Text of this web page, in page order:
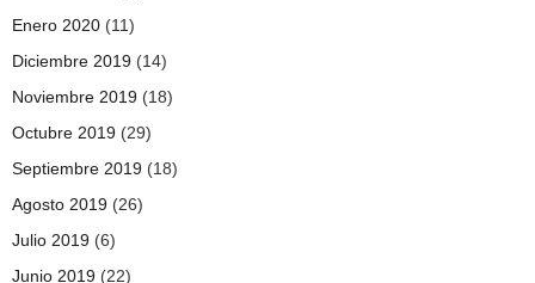
Enero 2020 (11)
Diciembre 2019 (14)
Noviembre 2019 (18)
Octubre 2019 (29)
Septiembre 2019 (18)
Agosto 2019 (26)
Julio 2019 (6)
Junio 2019 (22)